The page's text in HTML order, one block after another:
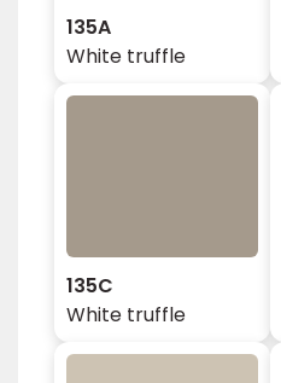
135A
White truffle
135C
White truffle